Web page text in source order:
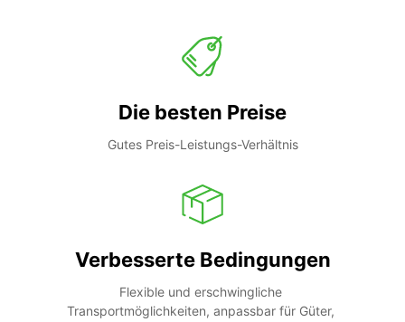
Die besten Preise
Gutes Preis-Leistungs-Verhältnis
Verbesserte Bedingungen
Flexible und erschwingliche
Transportmöglichkeiten, anpassbar für Güter,